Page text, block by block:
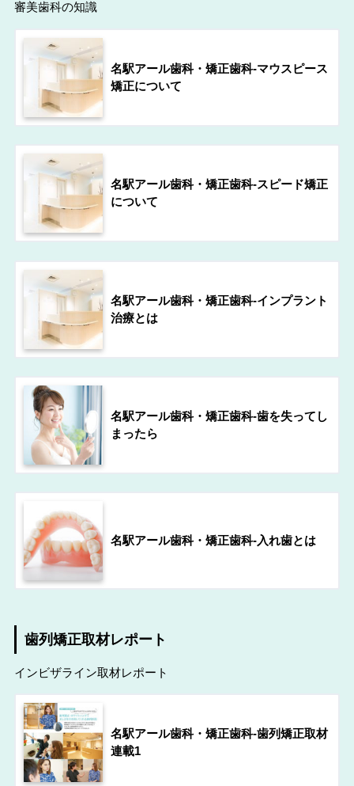
審美歯科の知識
名駅アール歯科・矯正歯科-マウスピース
矯正について
名駅アール歯科・矯正歯科-スピード矯正
について
名駅アール歯科・矯正歯科-インプラント
治療とは
名駅アール歯科・矯正歯科-歯を失ってし
まったら
名駅アール歯科・矯正歯科-入れ歯とは
歯列矯正取材レポート
インビザライン取材レポート
名駅アール歯科・矯正歯科-歯列矯正取材
連載1